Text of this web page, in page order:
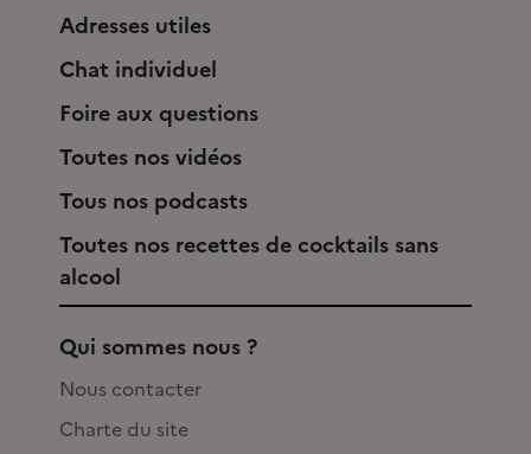
Adresses utiles
Chat individuel
Foire aux questions
Toutes nos vidéos
Tous nos podcasts
Toutes nos recettes de cocktails sans
alcool
Qui sommes nous ?
Nous contacter
Charte du site